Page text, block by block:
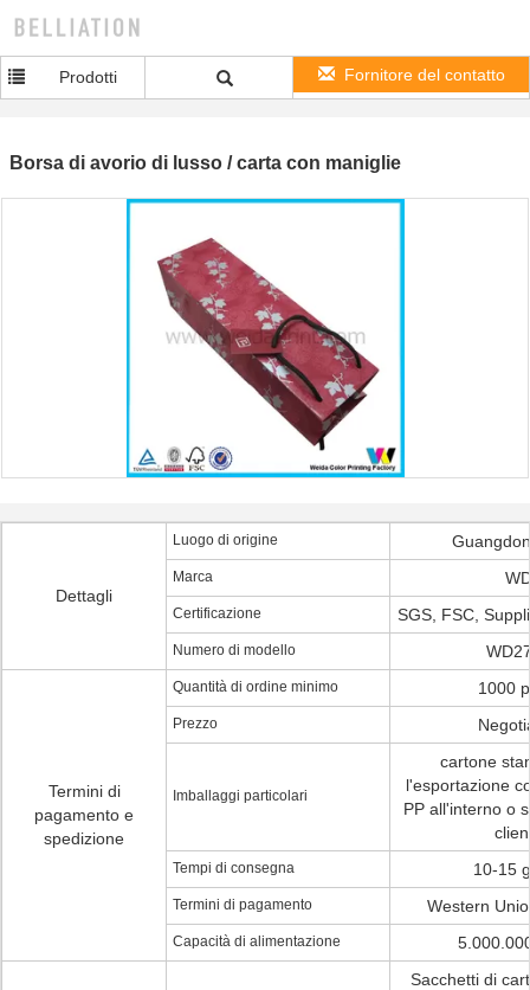
Prodotti Fornitore del contatto
Borsa di avorio di lusso / carta con maniglie
Dettagli
Luogo di origine
Marca
Certificazione SGS, FSC,
Numero di modello
Termini di
pagamento e
spedizione
Quantità di ordine minimo 1000
Prezzo
Imballaggi particolari
cartone
l'esportazione
PP all'interno o
Tempi di consegna 10-15
Termini di pagamento Western
Capacità di alimentazione
Sacchetti di